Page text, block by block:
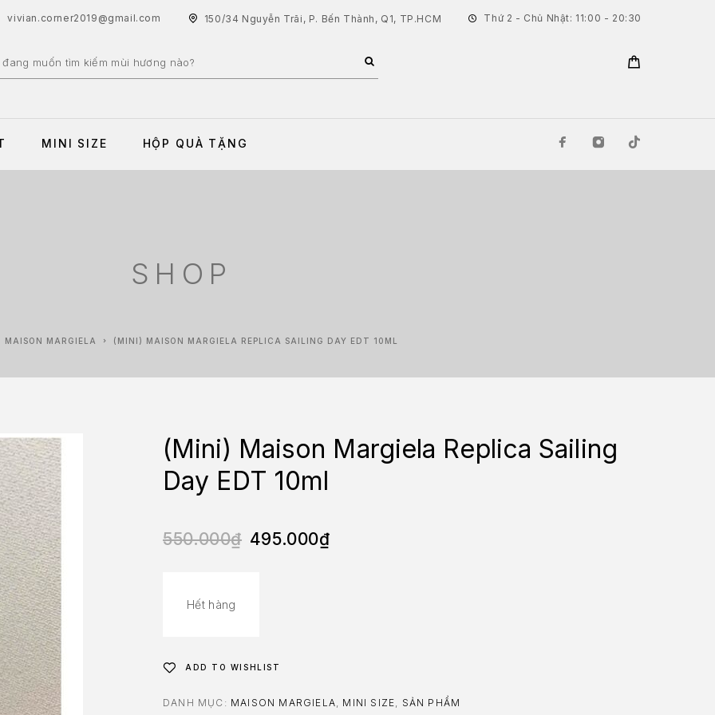
vivian.corner2019@gmail.com 150/34 Nguyễn Trãi, P. Bến Thành, Q1, TP.HCM Thứ 2 - Chủ Nhật: 11:00 - 20:30
MINI SIZE HỘP QUÀ TẶNG
SHOP
MAISON MARGIELA (MINI) MAISON MARGIELA REPLICA SAILING DAY EDT 10ML
(Mini) Maison Margiela Replica Sailing
Day EDT 10ml
550.000₫ 495.000₫
Hết hàng
ADD TO WISHLIST
DANH MỤC: MAISON MARGIELA MINI SIZE SẢN PHẨM